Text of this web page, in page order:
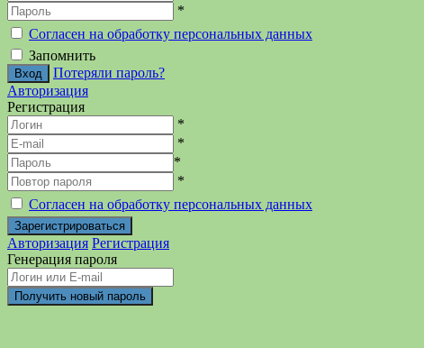
*
Согласен на обработку персональных данных
Запомнить
Потеряли пароль?
Авторизация
Регистрация
*
*
*
*
Согласен на обработку персональных данных
Авторизация Регистрация
Генерация пароля